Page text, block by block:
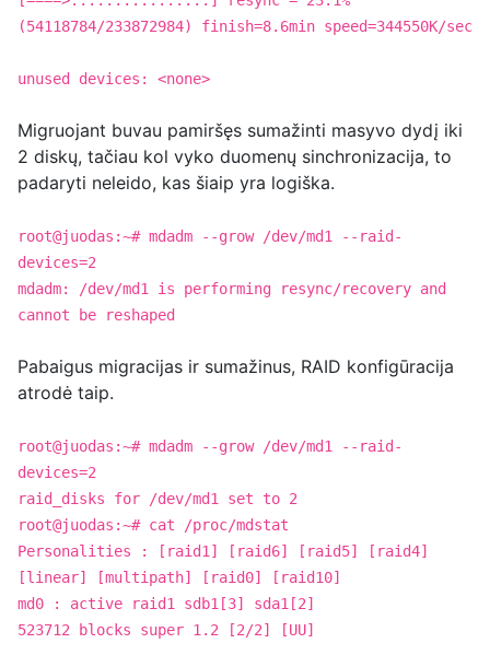
(54118784/233872984) finish=8.6min speed=344550K/sec
unused devices: <none>
Migruojant buvau pamiršęs sumažinti masyvo dydį iki
2 diskų, tačiau kol vyko duomenų sinchronizacija, to
padaryti neleido, kas šiaip yra logiška.
root@juodas:~# mdadm --grow /dev/md1 --raid-
devices=2
mdadm: /dev/md1 is performing resync/recovery and
cannot be reshaped
Pabaigus migracijas ir sumažinus, RAID konfigūracija
atrodė taip.
root@juodas:~# mdadm --grow /dev/md1 --raid-
devices=2
raid_disks for /dev/md1 set to 2
root@juodas:~# cat /proc/mdstat
Personalities : [raid1] [raid6] [raid5] [raid4]
[linear] [multipath] [raid0] [raid10]
md0 : active raid1 sdb1[3] sda1[2]
523712 blocks super 1.2 [2/2] [UU]